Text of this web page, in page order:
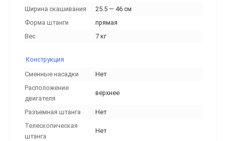
Ширина скашивания
25.5 — 46 см
Форма штанги
прямая
Вес
7 кг
Конструкция
Сменные насадки
Нет
Расположение
двигателя
верхнее
Разъемная штанга
Нет
Телескопическая
штанга
Нет